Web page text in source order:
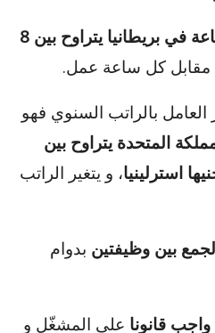
أجر العمل بالساعة في بريطانيا يتراوح بين 8
مقابل كل ساعة عمل.
العامل بالراتب السنوي فهو
المتحدة يتراوح بين
، و يتغير الراتب
بين وظيفتين بدوام
قانونا على المشغّل و